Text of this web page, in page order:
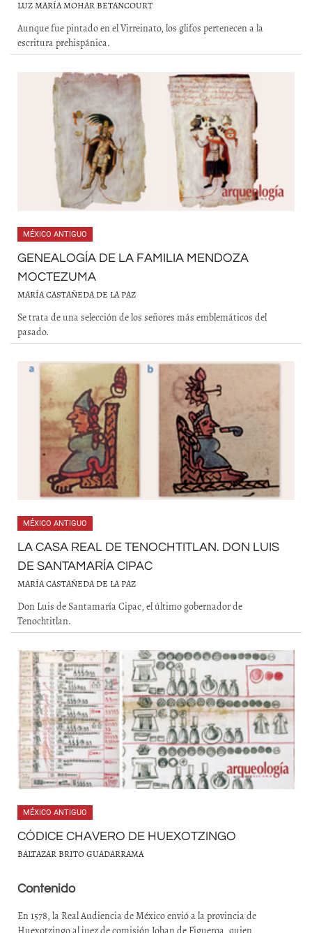
LUZ MARÍA MOHAR BETANCOURT
Aunque fue pintado en el Virreinato, los glifos pertenecen a la
escritura prehispánica.
MÉXICO ANTIGUO
GENEALOGÍA DE LA FAMILIA MENDOZA
MOCTEZUMA
MARÍA CASTAÑEDA DE LA PAZ
Se trata de una selección de los señores más emblemáticos del
pasado.
MÉXICO ANTIGUO
LA CASA REAL DE TENOCHTITLAN. DON LUIS
DE SANTAMARÍA CIPAC
MARÍA CASTAÑEDA DE LA PAZ
Don Luis de Santamaría Cipac, el último gobernador de
Tenochtitlan.
MÉXICO ANTIGUO
CÓDICE CHAVERO DE HUEXOTZINGO
BALTAZAR BRITO GUADARRAMA
Contenido
En 1578, la Real Audiencia de México envió a la provincia de